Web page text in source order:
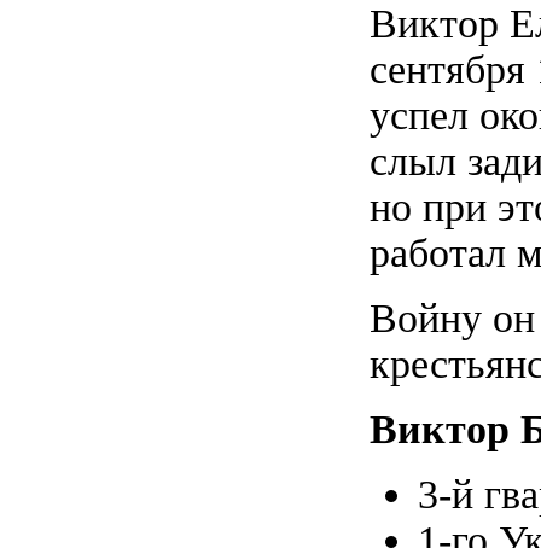
Виктор
успел
слыл
но при
работал
Войну он
Виктор
3-й